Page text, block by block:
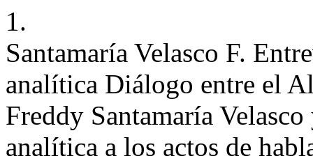
1.
Santamaría Velasco F.
analítica Diálogo entre el
Freddy Santamaría
analítica a los actos de